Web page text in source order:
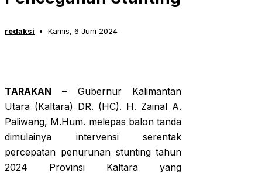
redaksi Kamis, 6 Juni 2024
TARAKAN – Gubernur Kalimantan
Utara (Kaltara) DR. (HC). H. Zainal A.
Paliwang, M.Hum. melepas balon tanda
dimulainya intervensi serentak
percepatan penurunan stunting tahun
2024 Provinsi Kaltara yang